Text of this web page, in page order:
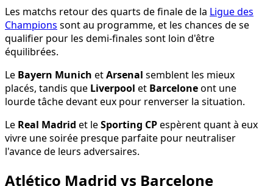
Les matchs retour des quarts de finale de la Ligue des
Champions sont au programme, et les chances de se
qualifier pour les demi-finales sont loin d'être
équilibrées.
Le Bayern Munich etArsenal semblent les mieux
placés, tandis que Liverpool et Barceloneont une
lourde tâche devant eux pour renverser la situation.
Le Real Madrid et leSporting CPespèrent quant à eux
vivre une soirée presque parfaite pour neutraliser
l'avance de leurs adversaires.
Atlético Madrid vs Barcelone